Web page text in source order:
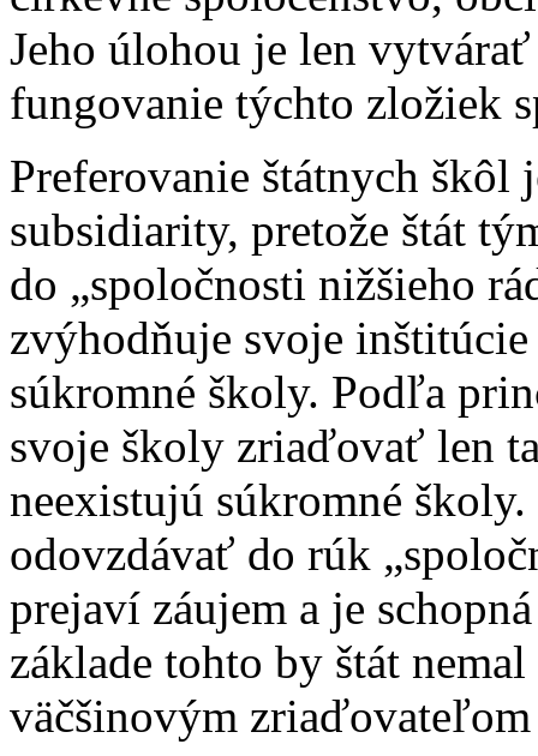
Jeho úlohou je len
fungovanie týchto zložiek
Preferovanie štátnych škôl
subsidiarity, pretože štát
do „spoločnosti nižšieho
zvýhodňuje svoje
súkromné školy. Podľa
svoje školy zriaďovať len
neexistujú súkromné
odovzdávať do rúk
prejaví záujem a je
základe tohto by štát
väčšinovým